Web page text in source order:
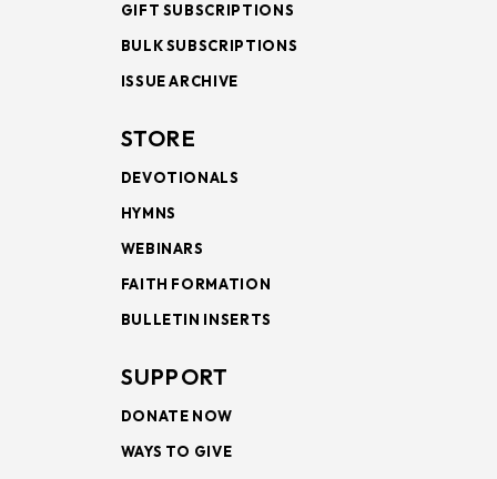
GIFT SUBSCRIPTIONS
BULK SUBSCRIPTIONS
ISSUE ARCHIVE
STORE
DEVOTIONALS
HYMNS
WEBINARS
FAITH FORMATION
BULLETIN INSERTS
SUPPORT
DONATE NOW
WAYS TO GIVE